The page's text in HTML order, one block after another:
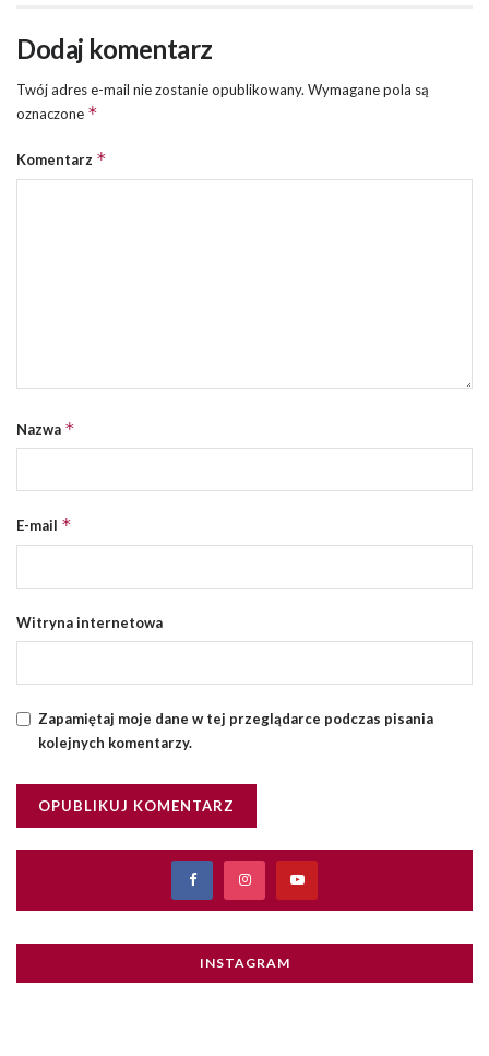
Dodaj komentarz
Twój adres e-mail nie zostanie opublikowany. Wymagane pola są
oznaczone *
Komentarz *
Nazwa *
E-mail *
Witryna internetowa
Zapamiętaj moje dane w tej przeglądarce podczas pisania
kolejnych komentarzy.
INSTAGRAM